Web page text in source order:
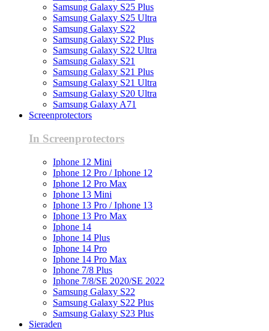
Samsung Galaxy S25 Plus
Samsung Galaxy S25 Ultra
Samsung Galaxy S22
Samsung Galaxy S22 Plus
Samsung Galaxy S22 Ultra
Samsung Galaxy S21
Samsung Galaxy S21 Plus
Samsung Galaxy S21 Ultra
Samsung Galaxy S20 Ultra
Samsung Galaxy A71
Screenprotectors
In Screenprotectors
Iphone 12 Mini
Iphone 12 Pro / Iphone 12
Iphone 12 Pro Max
Iphone 13 Mini
Iphone 13 Pro / Iphone 13
Iphone 13 Pro Max
Iphone 14
Iphone 14 Plus
Iphone 14 Pro
Iphone 14 Pro Max
Iphone 7/8 Plus
Iphone 7/8/SE 2020/SE 2022
Samsung Galaxy S22
Samsung Galaxy S22 Plus
Samsung Galaxy S23 Plus
Sieraden